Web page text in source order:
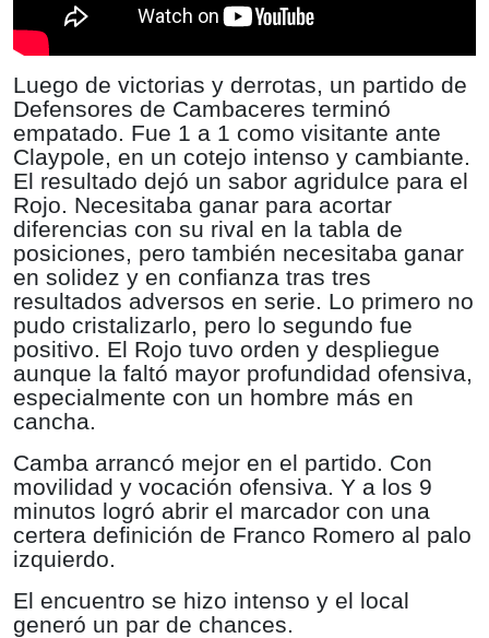
Luego de victorias y derrotas, un partido de
Defensores de Cambaceres terminó
empatado. Fue 1 a 1 como visitante ante
Claypole, en un cotejo intenso y cambiante.
El resultado dejó un sabor agridulce para el
Rojo. Necesitaba ganar para acortar
diferencias con su rival en la tabla de
posiciones, pero también necesitaba ganar
en solidez y en confianza tras tres
resultados adversos en serie. Lo primero no
pudo cristalizarlo, pero lo segundo fue
positivo. El Rojo tuvo orden y despliegue
aunque la faltó mayor profundidad ofensiva,
especialmente con un hombre más en
cancha.
Camba arrancó mejor en el partido. Con
movilidad y vocación ofensiva. Y a los 9
minutos logró abrir el marcador con una
certera definición de Franco Romero al palo
izquierdo.
El encuentro se hizo intenso y el local
generó un par de chances.